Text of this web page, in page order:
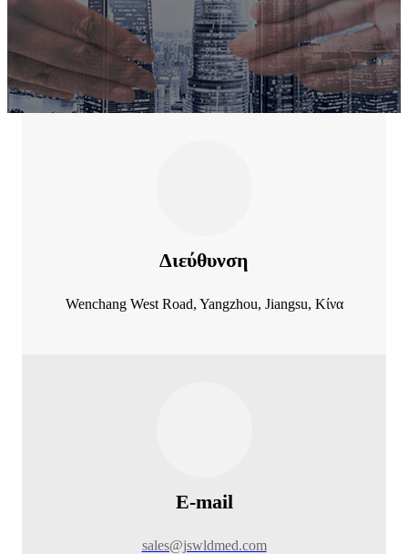
Διεύθυνση
Wenchang West Road, Yangzhou, Jiangsu, Κίνα
E-mail
sales@jswldmed.com